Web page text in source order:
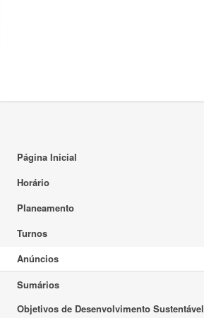
Página Inicial
Horário
Planeamento
Turnos
Anúncios
Sumários
Objetivos de Desenvolvimento Sustentável